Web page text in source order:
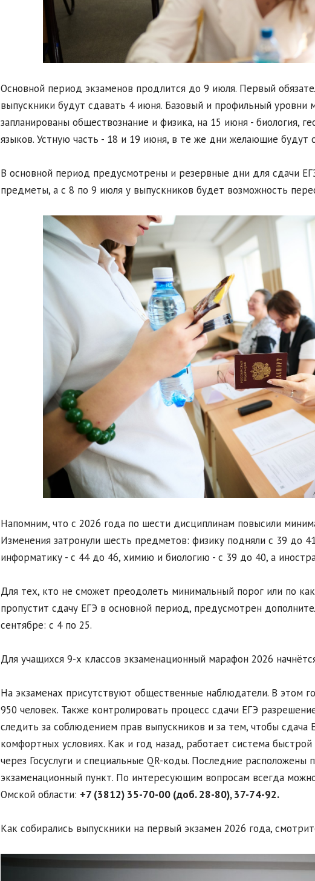
Основной период экзаменов продлится до 9 июля. Первый
выпускники будут сдавать 4 июня. Базовый и профильный
запланированы обществознание и физика, на 15 июня - биология,
языков. Устную часть - 18 и 19 июня, в те же дни желающие будут
В основной период предусмотрены и резервные дни для сдачи
предметы, а с 8 по 9 июля у выпускников будет возможность
Напомним, что с 2026 года по шести дисциплинам повысили
Изменения затронули шесть предметов: физику подняли с 39 до
информатику - с 44 до 46, химию и биологию - с 39 до 40, а
Для тех, кто не сможет преодолеть минимальный порог или по
пропустит сдачу ЕГЭ в основной период, предусмотрен
сентябре: с 4 по 25.
Для учащихся 9-х классов экзаменационный марафон 2026
На экзаменах присутствуют общественные наблюдатели. В этом
950 человек. Также контролировать процесс сдачи ЕГЭ
следить за соблюдением прав выпускников и за тем, чтобы сдача
комфортных условиях. Как и год назад, работает система
через Госуслуги и специальные QR-коды. Последние
экзаменационный пункт. По интересующим вопросам всегда
Омской области: +7 (3812) 35-70-00 (доб. 28-80), 37-74-92.
Как собирались выпускники на первый экзамен 2026 года,